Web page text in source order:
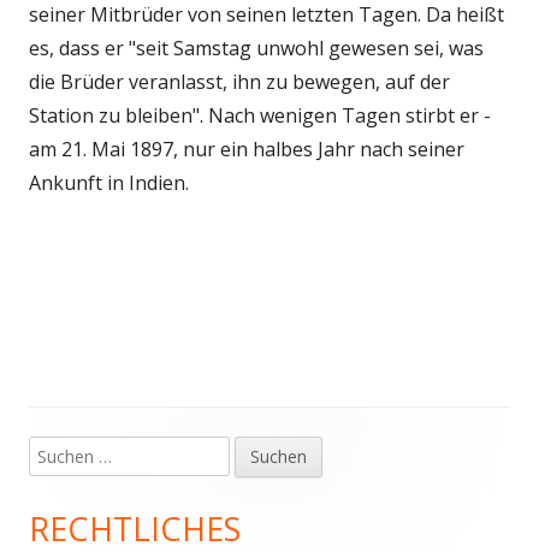
seiner Mitbrüder von seinen letzten Tagen. Da heißt
es, dass er "seit Samstag unwohl gewesen sei, was
die Brüder veranlasst, ihn zu bewegen, auf der
Station zu bleiben". Nach wenigen Tagen stirbt er -
am 21. Mai 1897, nur ein halbes Jahr nach seiner
Ankunft in Indien.
Haupt-
Seitenleiste
Suchen
nach:
RECHTLICHES